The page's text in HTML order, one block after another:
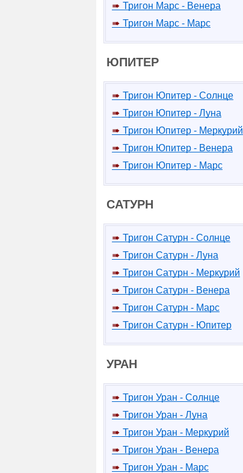
Тригон Марс - Венера
Тригон Марс - Марс
ЮПИТЕР
Тригон Юпитер - Солнце
Тригон Юпитер - Луна
Тригон Юпитер - Меркурий
Тригон Юпитер - Венера
Тригон Юпитер - Марс
САТУРН
Тригон Сатурн - Солнце
Тригон Сатурн - Луна
Тригон Сатурн - Меркурий
Тригон Сатурн - Венера
Тригон Сатурн - Марс
Тригон Сатурн - Юпитер
УРАН
Тригон Уран - Солнце
Тригон Уран - Луна
Тригон Уран - Меркурий
Тригон Уран - Венера
Тригон Уран - Марс